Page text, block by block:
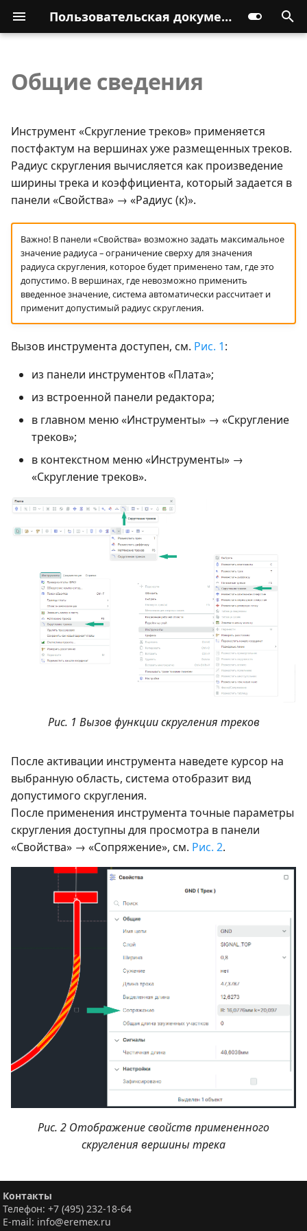
Пользовательская документация
Общие сведения
Инструмент «Скругление треков» применяется
постфактум на вершинах уже размещенных треков.
Радиус скругления вычисляется как произведение
ширины трека и коэффициента, который задается в
панели «Свойства» → «Радиус (к)».
Важно! В панели «Свойства» возможно задать максимальное
значение радиуса – ограничение сверху для значения
радиуса скругления, которое будет применено там, где это
допустимо. В вершинах, где невозможно применить
введенное значение, система автоматически рассчитает и
применит допустимый радиус скругления.
Вызов инструмента доступен, см. Рис. 1:
из панели инструментов «Плата»;
из встроенной панели редактора;
в главном меню «Инструменты» → «Скругление
треков»;
в контекстном меню «Инструменты» →
«Скругление треков».
Рис. 1 Вызов функции скругления треков
После активации инструмента наведете курсор на
выбранную область, система отобразит вид
допустимого скругления.
После применения инструмента точные параметры
скругления доступны для просмотра в панели
«Свойства» → «Сопряжение», см. Рис. 2.
Рис. 2 Отображение свойств примененного
скругления вершины трека
Контакты
Телефон: +7 (495) 232-18-64
E-mail: info@eremex.ru